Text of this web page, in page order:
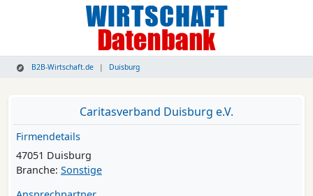
B2B-Wirtschaft.de Duisburg
Caritasverband Duisburg e.V.
Firmendetails
47051 Duisburg
Branche: Sonstige